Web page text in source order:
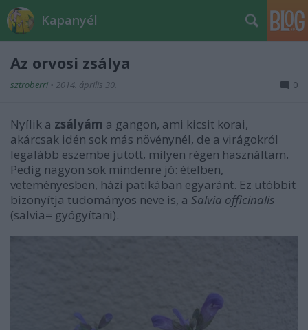
Kapanyél
Az orvosi zsálya
sztroberri • 2014. április 30. 0
Nyílik a zsályám a gangon, ami kicsit korai,
akárcsak idén sok más növénynél, de a virágokról
legalább eszembe jutott, milyen régen használtam.
Pedig nagyon sok mindenre jó: ételben,
veteményesben, házi patikában egyaránt. Ez utóbbit
bizonyítja tudományos neve is, a Salvia officinalis
(salvia= gyógyítani).